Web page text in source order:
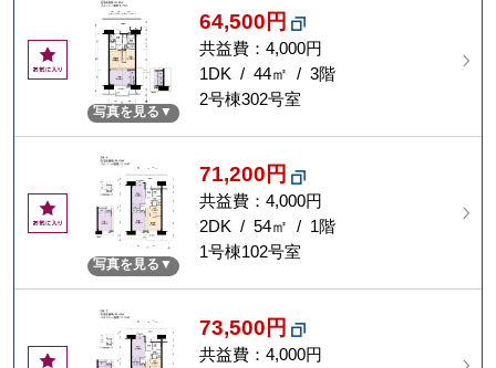
お
気
り
写真を見る
64,500円
共益費：4,000円
1DK / 44㎡ / 3階
2号棟302号室
お
気
り
写真を見る
71,200円
共益費：4,000円
2DK / 54㎡ / 1階
1号棟102号室
お
73,500円
共益費：4,000円